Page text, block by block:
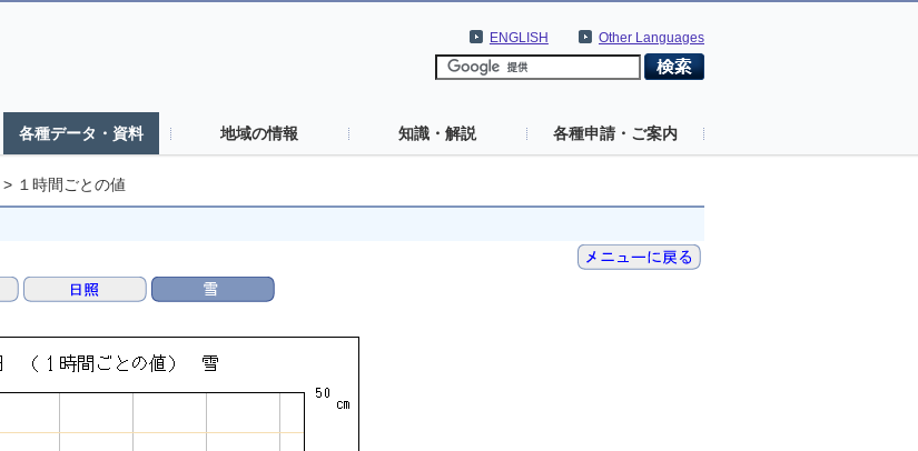
Other Languages
ENGLISH
各種データ・資料 地域の情報 知識・解説 各種申請・ご案内
> １時間ごとの値